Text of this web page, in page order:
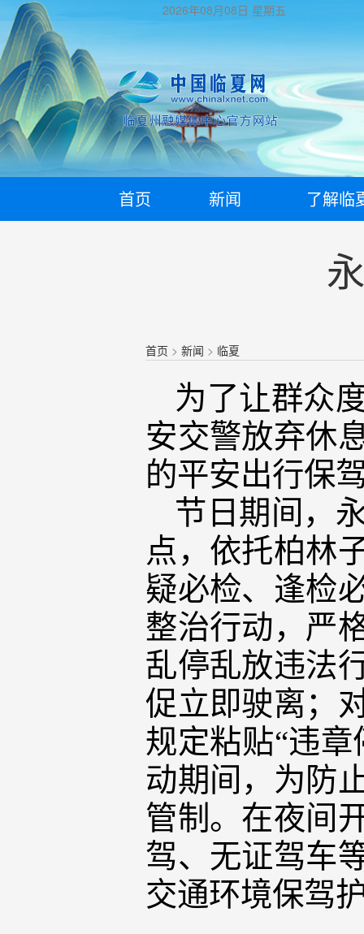
2026年08月08日 星期五
首页 新闻 了解临
首页 >新闻 > 临夏
为了让群众
安交警放弃休
的平安出行保
节日期间，
点，依托柏林
疑必检、逢检
整治行动，严
乱停乱放违法
促立即驶离；
规定粘贴“违
动期间，为防
管制。在夜间
驾、无证驾车
交通环境保驾